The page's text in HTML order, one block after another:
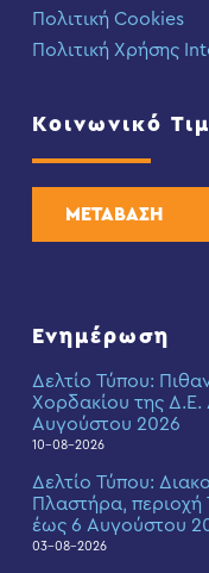
Πολιτική Cookies
Πολιτική Χρήσης
Κοινωνικό
ΜΕΤΑΒΑΣΗ
Ενημέρωση
Δελτίο Τύπου:
Χορδακίου της
Αυγούστου 2026
10-08-2026
Δελτίο Τύπου:
Πλαστήρα,
έως 6 Αυγούστου
03-08-2026